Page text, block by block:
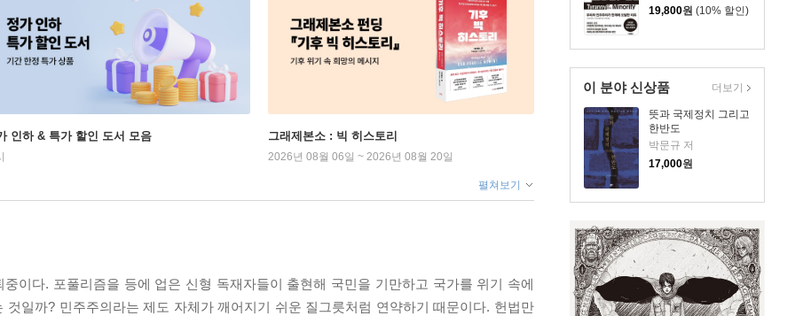
19,800원 (10% 할인)
이 분야 신상품
뜻과 국제정치 그리고
한반도
박문규 저
17,000원
더보기
인하 & 특가 할인 도서 모음 그래제본소 : 빅 히스토리
2026년 08월 06일 ~ 2026년 08월 20일
펼쳐보기
이다. 포풀리즘을 등에 업은 신형 독재자들이 출현해 국민을 기만하고 국가를 위기 속에
일까? 민주주의라는 제도 자체가 깨어지기 쉬운 질그릇처럼 연약하기 때문이다. 헌법만